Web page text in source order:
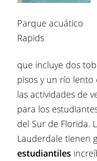
Parque acuático
Rapids
que incluye dos
pisos y un río lento
las actividades de
para los
del Sur de Florida.
Lauderdale tienen
estudiantiles